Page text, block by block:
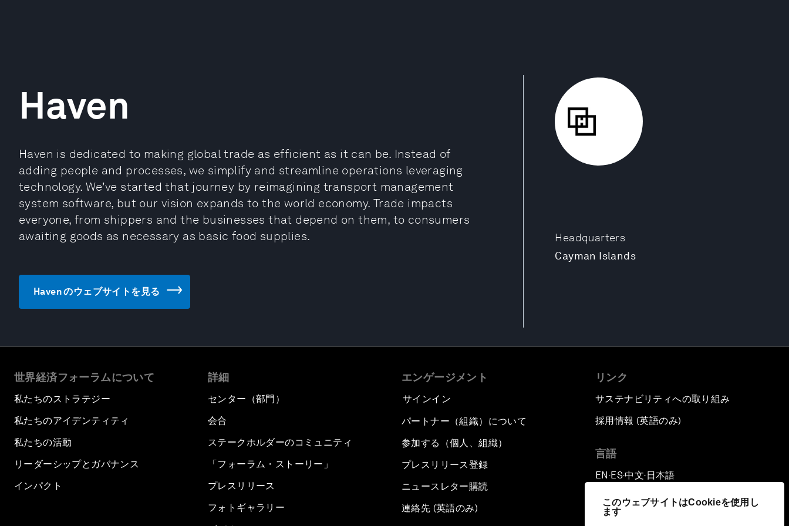
このウェブサイトはCookieを使用し
ます
Headquarters
Cayman Islands
Haven
Haven is dedicated to making global trade as efficient as it can be. Instead of
adding people and processes, we simplify and streamline operations leveraging
technology. We’ve started that journey by reimagining transport management
system software, but our vision expands to the world economy. Trade impacts
everyone, from shippers and the businesses that depend on them, to consumers
awaiting goods as necessary as basic food supplies.
Haven のウェブサイトを見る
世界経済フォーラムについて
私たちのストラテジー
私たちのアイデンティティ
私たちの活動
リーダーシップとガバナンス
インパクト
詳細
センター（部門）
会合
ステークホルダーのコミュニティ
「フォーラム・ストーリー」
プレスリリース
フォトギャラリー
エンゲージメント
サインイン
パートナー（組織）について
参加する（個人、組織）
プレスリリース登録
ニュースレター購読
連絡先 (英語のみ)
リンク
サステナビリティへの取り組み
採用情報 (英語のみ)
言語
EN ▪ES▪中文▪ 日本語